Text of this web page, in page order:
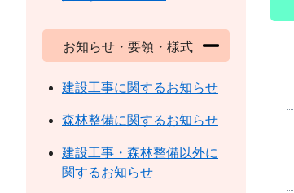
お知らせ・要領・様式
建設工事に関するお知らせ
森林整備に関するお知らせ
建設工事・森林整備以外に
関するお知らせ